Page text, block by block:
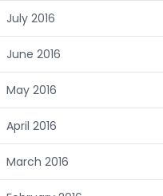
July 2016
June 2016
May 2016
April 2016
March 2016